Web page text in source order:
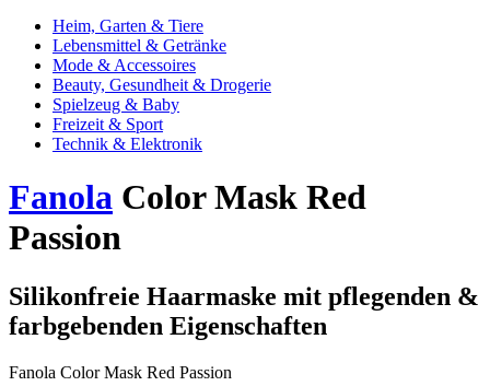
Heim, Garten & Tiere
Lebensmittel & Getränke
Mode & Accessoires
Beauty, Gesundheit & Drogerie
Spielzeug & Baby
Freizeit & Sport
Technik & Elektronik
Fanola Color Mask Red
Passion
Silikonfreie Haarmaske mit pflegenden &
farbgebenden Eigenschaften
Fanola Color Mask Red Passion